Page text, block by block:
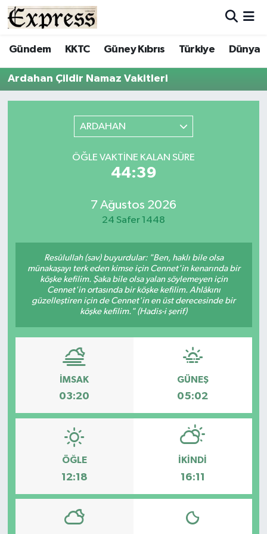
Gündem KKTC Güney Kıbrıs Türkiye Dünya
Ardahan Çildir Namaz Vakitleri
ARDAHAN
ÖĞLE VAKTINE KALAN SÜRE
44:39
7 Ağustos 2026
24 Safer 1448
Resûlullah (sav) buyurdular: "Ben, haklı bile olsa
münakaşayı terk eden kimse için Cennet'in kenarında bir
köşke kefilim. Şaka bile olsa yalan söylemeyen için
Cennet'in ortasında bir köşke kefilim. Ahlâkını
güzelleştiren için de Cennet'in en üst derecesinde bir
köşke kefilim." (Hadis-i şerif)
İMSAK
03:20
GÜNEŞ
05:02
ÖĞLE
12:18
İKINDI
16:11
ALAYKÖY
ALSANCAK
ÇATALKÖY
ENGLISH
ESENTEPE
GAZİMAĞUSA
GÜNDEM
İÇ HABERLER
LAPTA
Hava Durumu
Trafik Durumu
Tüm Manşetler
Son Dakika Haberleri